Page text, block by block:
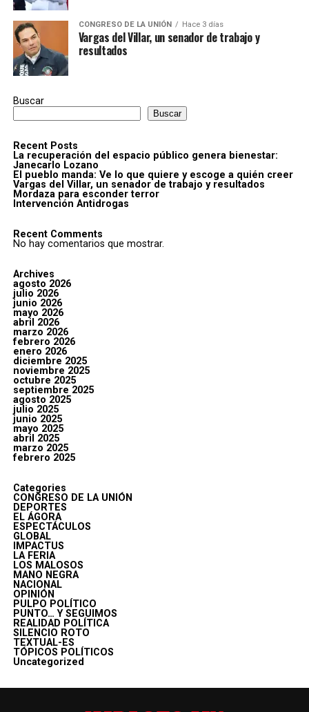
CONGRESO DE LA UNIÓN Hace 3 días
Vargas del Villar, un senador de trabajo y
resultados
Buscar
Buscar
Recent Posts
La recuperación del espacio público genera bienestar:
Janecarlo Lozano
El pueblo manda: Ve lo que quiere y escoge a quién creer
Vargas del Villar, un senador de trabajo y resultados
Mordaza para esconder terror
Intervención Antidrogas
Recent Comments
No hay comentarios que mostrar.
Archives
agosto 2026
julio 2026
junio 2026
mayo 2026
abril 2026
marzo 2026
febrero 2026
enero 2026
diciembre 2025
noviembre 2025
octubre 2025
septiembre 2025
agosto 2025
julio 2025
junio 2025
mayo 2025
abril 2025
marzo 2025
febrero 2025
Categories
CONGRESO DE LA UNIÓN
DEPORTES
EL ÁGORA
ESPECTÁCULOS
GLOBAL
IMPACTUS
LA FERIA
LOS MALOSOS
MANO NEGRA
NACIONAL
OPINIÓN
PULPO POLÍTICO
PUNTO… Y SEGUIMOS
REALIDAD POLÍTICA
SILENCIO ROTO
TEXTUAL-ES
TÓPICOS POLÍTICOS
Uncategorized